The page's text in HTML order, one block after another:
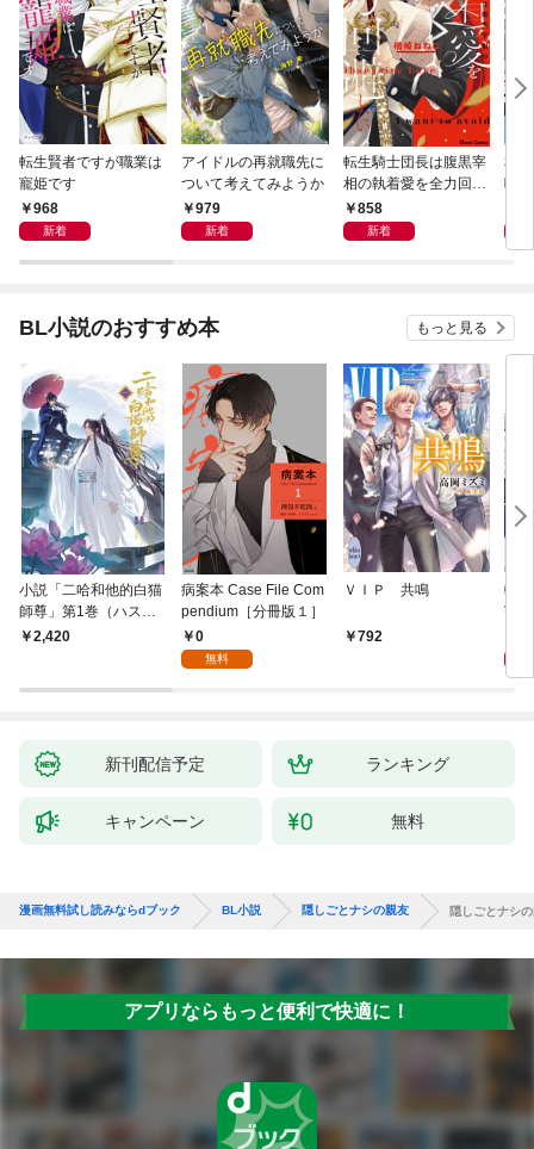
転生賢者ですが職業は
寵姫です
968
新着
アイドルの再就職先に
ついて考えてみようか
979
新着
転生騎士団長は腹黒宰
相の執着愛を全力回避
したい【SS付き電子
限定版】
858
新着
本
味
BL小説のおすすめ本 もっと見る
小説「二哈和他的白猫
師尊」第1巻（ハスキ
ーとかれのしろねこし
2,420
病案本 Case File Com
pendium［分冊版１］
0
無料
ＶＩＰ 共鳴
792
転
寵
新刊配信予定 ランキング
キャンペーン 無料
漫画無料試し読みならdブック BL小説 隠しごとナシの親友 隠しごとナシ
アプリならもっと便利で快適に！